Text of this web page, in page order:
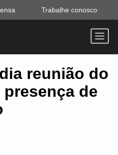
Trabalhe conosco
reunião do
presença de